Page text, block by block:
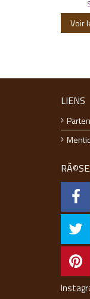
Voir
LIENS